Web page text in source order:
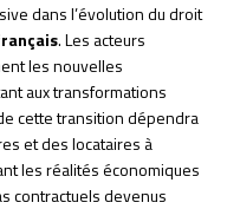
dans l’évolution du droit
. Les acteurs
les nouvelles
aux transformations
cette transition dépendra
et des locataires à
les réalités économiques
contractuels devenus